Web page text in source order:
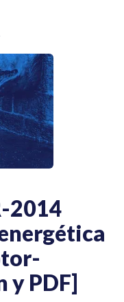
2014
y PDF]